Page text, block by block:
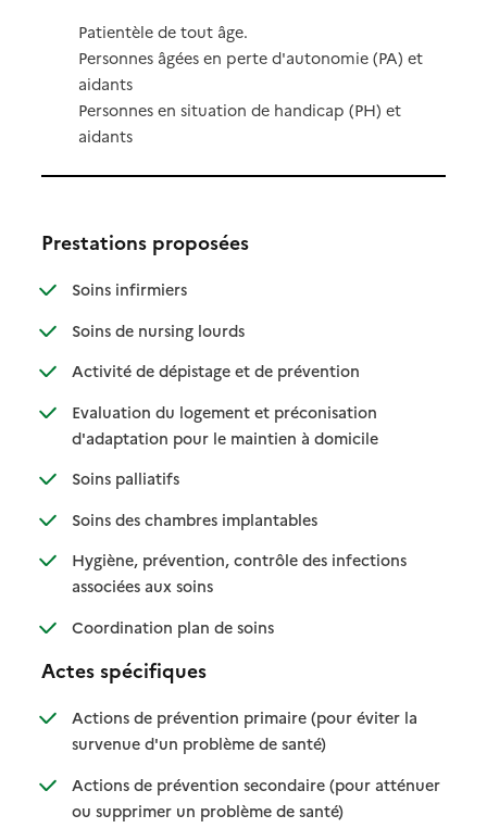
Patientèle de tout âge.
Personnes âgées en perte d'autonomie (PA) et
aidants
Personnes en situation de handicap (PH) et
aidants
Prestations proposées
Soins infirmiers: disponible
: non disponible
Soins de nursing lourds: disponible
: non disponible
Activité de dépistage et de prévention: disponible
: non disponible
Evaluation du logement et préconisation
d'adaptation pour le maintien à domicile: disponible
: non disponible
Soins palliatifs: disponible
: non disponible
Soins des chambres implantables: disponible
: non disponible
Hygiène, prévention, contrôle des infections
associées aux soins: disponible
: non disponible
Coordination plan de soins: disponible
: non disponible
Actes spécifiques
Actions de prévention primaire (pour éviter la
survenue d'un problème de santé): disponible
: non disponible
Actions de prévention secondaire (pour atténuer
ou supprimer un problème de santé): disponible
: non disponible